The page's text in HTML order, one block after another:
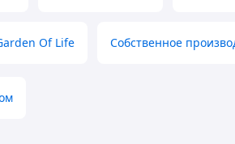
Of Life Собственное